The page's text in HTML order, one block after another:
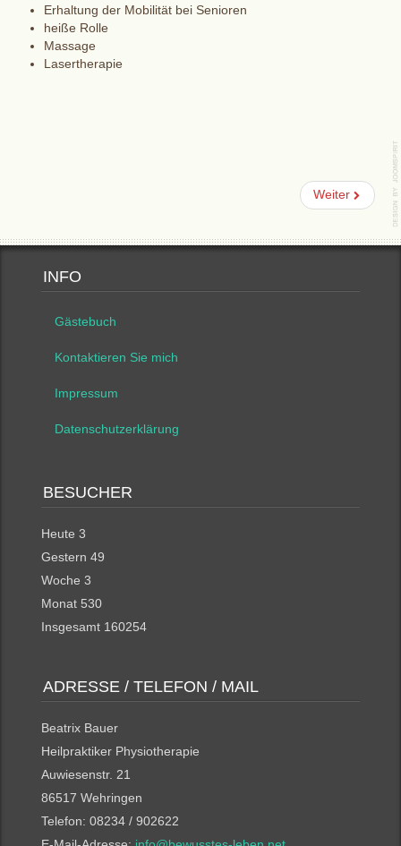
Erhaltung der Mobilität bei Senioren
heiße Rolle
Massage
Lasertherapie
Weiter
INFO
Gästebuch
Kontaktieren Sie mich
Impressum
Datenschutzerklärung
BESUCHER
Heute3
Gestern49
Woche3
Monat 530
Insgesamt 160254
ADRESSE / TELEFON / MAIL
Beatrix Bauer
Heilpraktiker Physiotherapie
Auwiesenstr. 21
86517 Wehringen
Telefon: 08234 / 902622